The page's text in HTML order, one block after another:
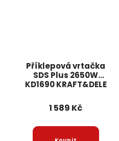
Příklepová vrtačka
SDS Plus 2650W
KD1690 KRAFT&DELE
1 589 Kč